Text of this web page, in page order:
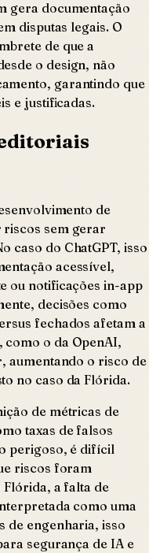
gera documentação
disputas legais. O
de que a
o design, não
garantindo que
e justificadas.
de
riscos sem gerar
caso do ChatGPT, isso
acessível,
ou notificações in-app
decisões como
fechados afetam a
o da OpenAI,
aumentando o risco de
no caso da Flórida.
de métricas de
taxas de falsos
perigoso, é difícil
riscos foram
Flórida, a falta de
como uma
de engenharia, isso
segurança de IA e